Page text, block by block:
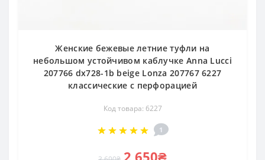
Женские бежевые летние туфли на
небольшом устойчивом каблучке Anna Lucci
207766 dx728-1b beige Lonza 207767 6227
классические с перфорацией
Код товара: 6227
1
2 650₴